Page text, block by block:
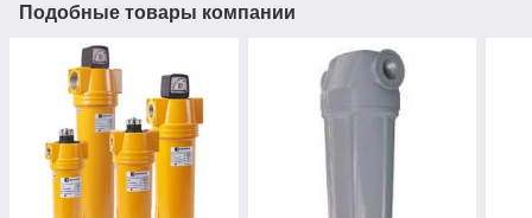
Подобные товары компании